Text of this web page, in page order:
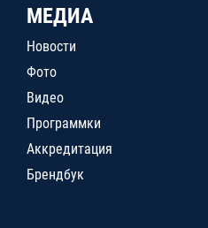
МЕДИА
Новости
Фото
Видео
Программки
Аккредитация
Брендбук